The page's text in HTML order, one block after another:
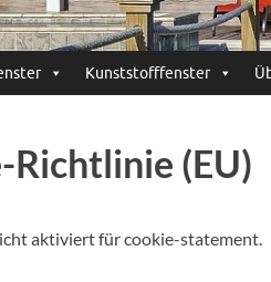
Kunststofffenster
Richtlinie (EU)
aktiviert für cookie-statement.